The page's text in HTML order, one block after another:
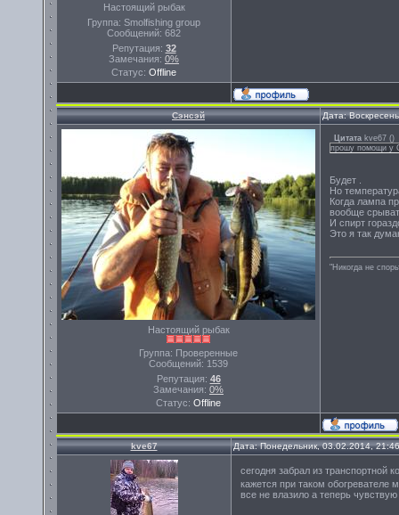
Настоящий рыбак
Группа: Smolfishing group
Сообщений: 682
Репутация: 32
Замечания: 0%
Статус: Offline
Сэнсэй Дата:
Настоящий рыбак
Группа: Проверенные
Сообщений: 1539
Репутация: 46
Замечания: 0%
Статус: Offline
Цитата kve67 ()
прошу помощи у
Будет .
Но
Когда лампа
вообще
И спирт
Это я так
"Никогда не
kve67 Дата: Понедельник, 03.02.2014,
сегодня забрал из транспортной
кажется при таком обогревателе
все не влазило а теперь